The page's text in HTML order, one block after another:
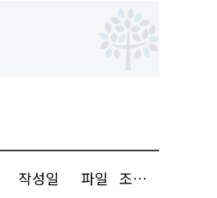
작성일 파일 조회수